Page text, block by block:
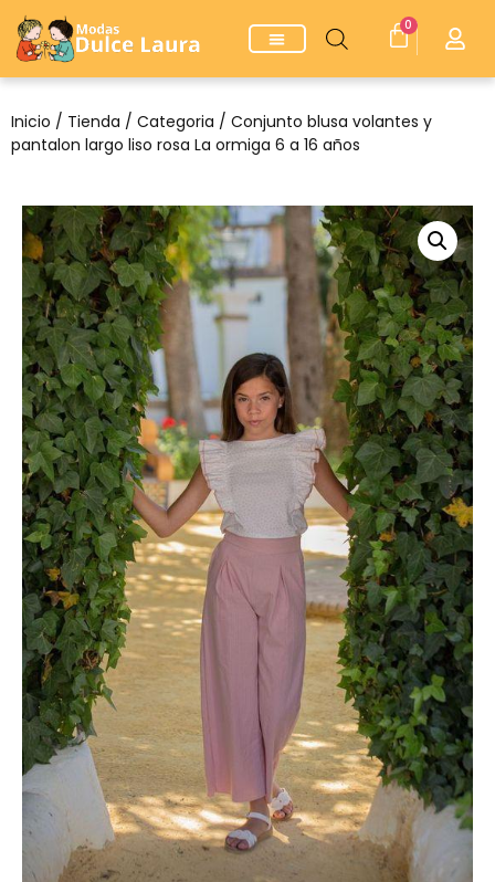
0
Inicio / Tienda / Categoria / Conjunto blusa volantes y
pantalon largo liso rosa La ormiga 6 a 16 años